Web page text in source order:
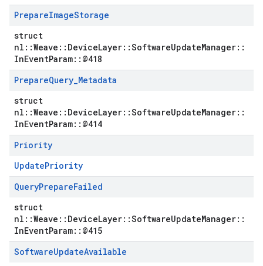
PrepareImageStorage
struct
nl::Weave::DeviceLayer::SoftwareUpdateManager::
InEventParam::@418
PrepareQuery_Metadata
struct
nl::Weave::DeviceLayer::SoftwareUpdateManager::
InEventParam::@414
Priority
UpdatePriority
QueryPrepareFailed
struct
nl::Weave::DeviceLayer::SoftwareUpdateManager::
InEventParam::@415
SoftwareUpdateAvailable